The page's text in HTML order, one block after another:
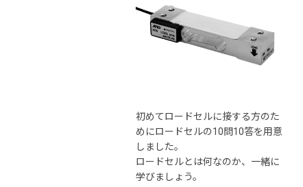
初めてロードセルに接する方のた
めにロードセルの10問10答を用意
しました。
ロードセルとは何なのか、一緒に
学びましょう。